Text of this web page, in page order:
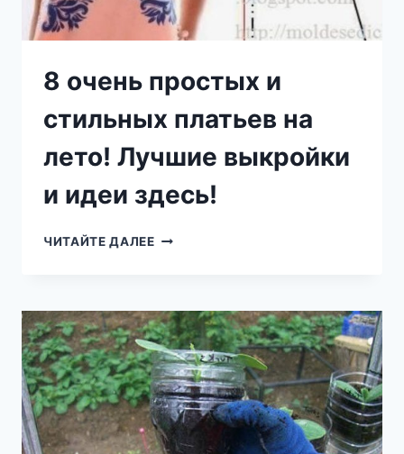
8 очень простых и
стильных платьев на
лето! Лучшие выкройки
и идеи здесь!
ЧИТАЙТЕ ДАЛЕЕ8
СТИЛЬНЫХ
ПЛАТЬЕВ
НА
ЛЕТО!
ЛУЧШИЕ
ВЫКРОЙКИ
И
ИДЕИ